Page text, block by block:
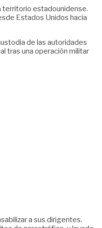
territorio estadounidense.
Estados Unidos hacia
de las autoridades
tras una operación militar
a sus dirigentes.